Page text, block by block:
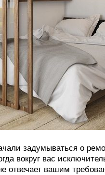
задумываться о
вокруг вас
отвечает вашим